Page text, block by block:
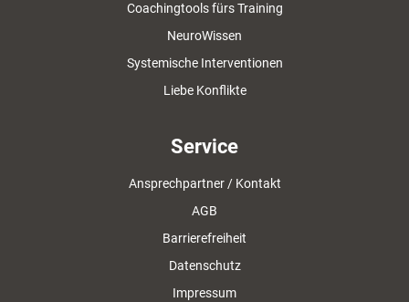
Coachingtools fürs Training
NeuroWissen
Systemische Interventionen
Liebe Konflikte
Service
Ansprechpartner / Kontakt
AGB
Barrierefreiheit
Datenschutz
Impressum